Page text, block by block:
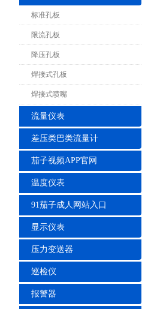
标准孔板
限流孔板
降压孔板
焊接式孔板
焊接式喷嘴
流量仪表
差压类巴类流量计
茄子视频APP官网
温度仪表
91茄子成人网站入口
显示仪表
压力变送器
巡检仪
报警器